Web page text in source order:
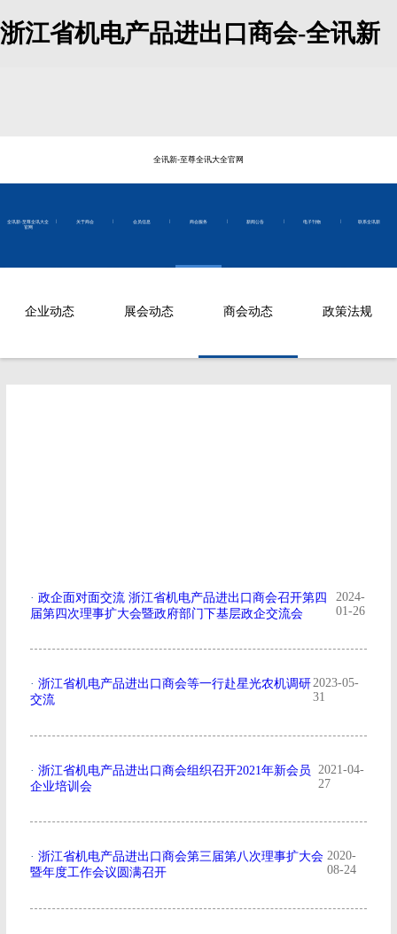
浙江省机电产品进出口商会-全讯新
全讯新-至尊全讯大全官网
全讯新-至尊全讯大全
官网
| 关于商会 | 会员信息 | 商会服务 | 新闻公告 | 电子刊物 | 联系全讯新
企业动态 展会动态 商会动态 政策法规
· 政企面对面交流 浙江省机电产品进出口商会召开第四
届第四次理事扩大会暨政府部门下基层政企交流会
2024-
01-26
· 浙江省机电产品进出口商会等一行赴星光农机调研
交流
2023-05-
31
· 浙江省机电产品进出口商会组织召开2021年新会员
企业培训会
2021-04-
27
· 浙江省机电产品进出口商会第三届第八次理事扩大会
暨年度工作会议圆满召开
2020-
08-24